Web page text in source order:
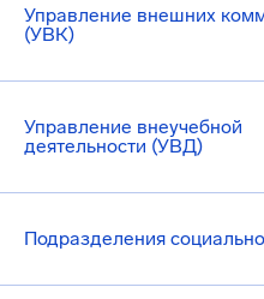
Управление внешних
(УВК)
Управление внеучебной
деятельности (УВД)
Подразделения